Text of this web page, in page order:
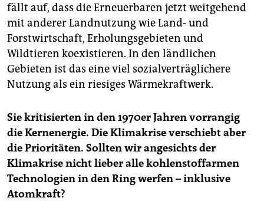
fällt auf, dass die Erneuerbaren jetzt weitgehend
mit anderer Landnutzung wie Land- und
Forstwirtschaft, Erholungsgebieten und
Wildtieren koexistieren. In den ländlichen
Gebieten ist das eine viel sozialverträglichere
Nutzung als ein riesiges Wärmekraftwerk.
Sie kritisierten in den 1970er Jahren vorrangig
die Kernenergie. Die Klimakrise verschiebt aber
die Prioritäten. Sollten wir angesichts der
Klimakrise nicht lieber alle kohlenstoff­armen
Technologien in den Ring werfen – inklusive
Atomkraft?